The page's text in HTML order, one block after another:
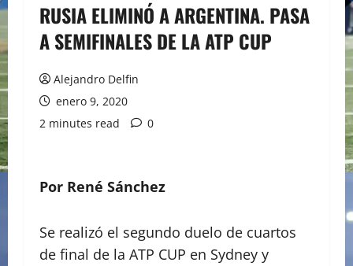
RUSIA ELIMINÓ A ARGENTINA. PASA
A SEMIFINALES DE LA ATP CUP
Alejandro Delfin
enero 9, 2020
2 minutes read
0
Por René Sánchez
Se realizó el segundo duelo de cuartos
de final de la ATP CUP en Sydney y